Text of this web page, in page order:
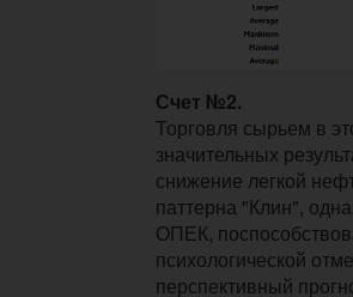
Счет №2.
Торговля сырьем в
значительных
снижение легкой
паттерна "Клин",
ОПЕК,
психологической
перспективный